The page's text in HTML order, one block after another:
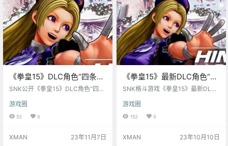
《拳皇15》DLC角色“四条雏
子” 宣传PV公开，11月14日
SNK公开《拳皇15》DLC角色“四条
开，11月14日上线。
游戏圈
53 0
XMAN 23年11月7日
《拳皇15》最新DLC角色“四
条雏子” 公开，2023年冬季
SNK格斗游戏《拳皇15》最新DLC
上线。
游戏圈
153 0
XMAN 23年10月10日